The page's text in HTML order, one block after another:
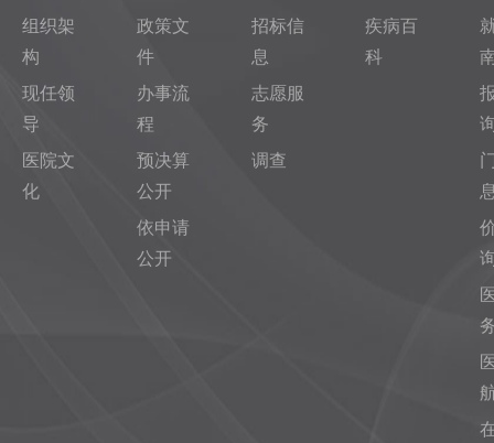
组织架
构
现任领
导
医院文
化
政策文
件
办事流
程
预决算
公开
依申请
公开
招标信
息
志愿服
务
调查
疾病百
科